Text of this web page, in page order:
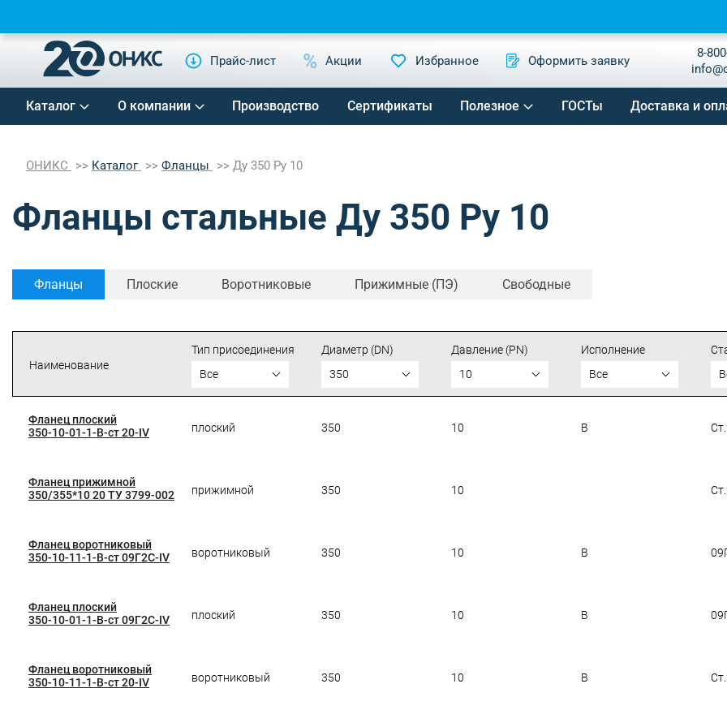
Прайс-лист Акции Избранное Оформить заявку
8-
Каталог О компании Производство Сертификаты Полезное ГОСТы Доставка и
ОНИКС Каталог Фланцы Ду 350 Ру 10
Фланцы стальные Ду 350 Ру 10
Фланцы Плоские Воротниковые Прижимные (ПЭ) Свободные
Наименование
Тип присоединения
Все
Диаметр (DN)
350
Давление (PN)
10
Исполнение
Все
Фланец плоский
350-10-01-1-B-ст 20-IV
плоский 350 10 B
Фланец прижимной
350/355*10 20 ТУ 3799-002
прижимной 350 10
Фланец воротниковый
350-10-11-1-B-ст 09Г2С-IV
воротниковый 350 10 B
Фланец плоский
350-10-01-1-B-ст 09Г2С-IV
плоский 350 10 B
Фланец воротниковый
350-10-11-1-B-ст 20-IV
воротниковый 350 10 B